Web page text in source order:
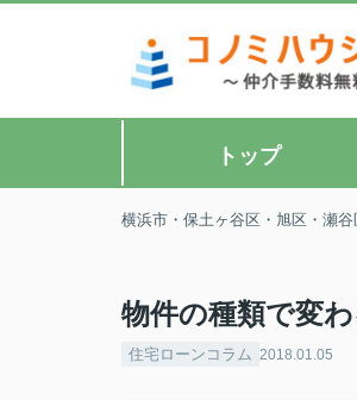
トップ
横浜市・保土ヶ谷区・旭区・瀬
物件の種類で変
住宅ローンコラム 2018.01.05